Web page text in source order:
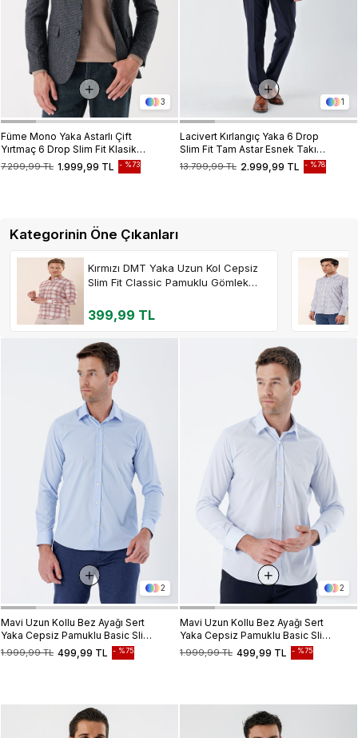
3
Füme Mono Yaka Astarlı Çift
Yırtmaç 6 Drop Slim Fit Klasik
Ceket 1002235132
1.999,99 TL
7.299,99 TL %73
1
Lacivert Kırlangıç Yaka 6 Drop
Slim Fit Tam Astar Esnek Takım
Elbise 10012350112.999,99 TL
13.799,99 TL %78
Kategorinin Öne Çıkanları
Kırmızı DMT Yaka Uzun Kol Cepsiz
Slim Fit Classic Pamuklu Gömlek
399,99 TL
2
Mavi Uzun Kollu Bez Ayağı Sert
Yaka Cepsiz Pamuklu Basic Slim
Fit Dar Kesim Gömlek
1004235357
499,99 TL
1.999,99 TL %75
2
Mavi Uzun Kollu Bez Ayağı Sert
Yaka Cepsiz Pamuklu Basic Slim
Fit Dar Kesim Gömlek
1004235357
499,99 TL
1.999,99 TL %75